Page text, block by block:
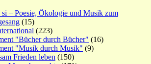
si – Poesie, Ökologie und Musik zum
(15)
(223)
"Bücher durch Bücher" (16)
"Musik durch Musik" (9)
Frieden leben (150)